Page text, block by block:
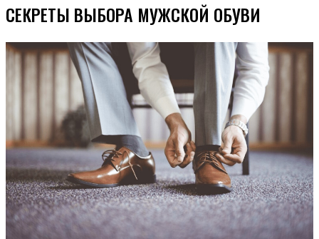
СЕКРЕТЫ ВЫБОРА МУЖСКОЙ ОБУВИ